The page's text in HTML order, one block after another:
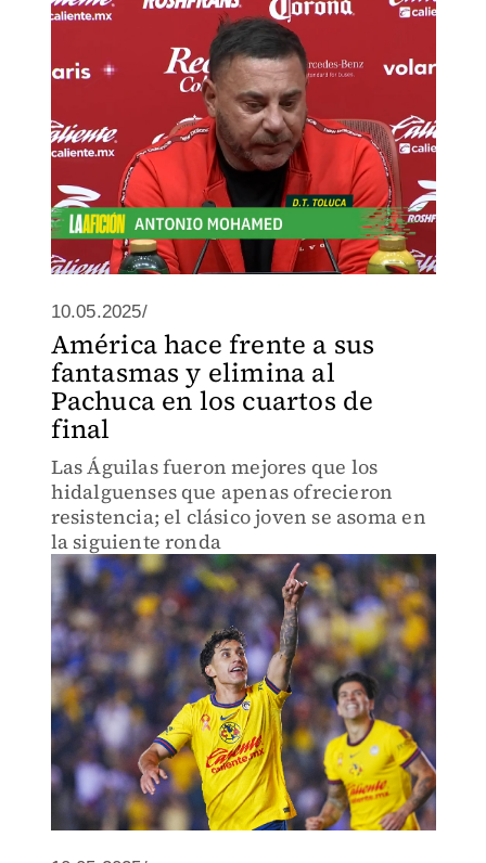
10.05.2025/
América hace frente a sus
fantasmas y elimina al
Pachuca en los cuartos de
final
Las Águilas fueron mejores que los
hidalguenses que apenas ofrecieron
resistencia; el clásico joven se asoma en
la siguiente ronda